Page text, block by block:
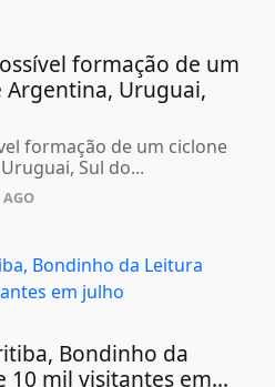
formação de um
Uruguai,
formação de um ciclone
Sul do...
AGO
Bondinho da
10 mil visitantes em...